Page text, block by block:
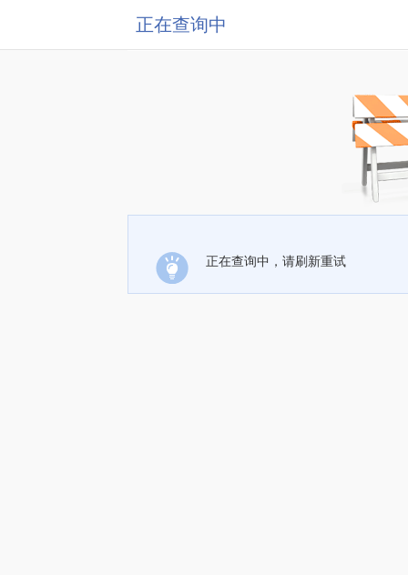
正在查询中
正在查询中，请刷新重试